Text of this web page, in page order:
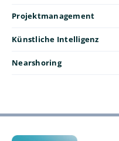
Projektmanagement
Künstliche Intelligenz
Nearshoring